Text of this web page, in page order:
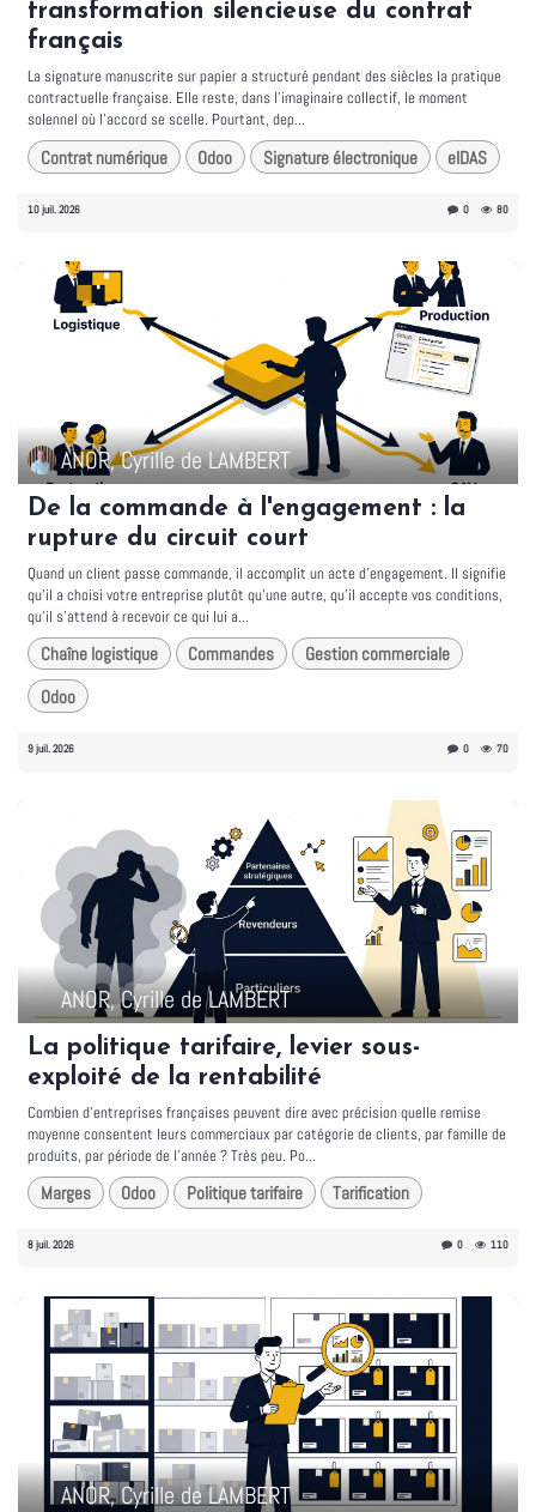
transformation silencieuse du contrat
français
La signature manuscrite sur papier a structuré pendant des siècles la pratique
contractuelle française. Elle reste, dans l'imaginaire collectif, le moment
solennel où l'accord se scelle. Pourtant, dep...
Contrat numérique Odoo Signature électronique eIDAS
10 juil. 2026 0 80
ANOR, Cyrille de LAMBERT
De la commande à l'engagement : la
rupture du circuit court
Quand un client passe commande, il accomplit un acte d'engagement. Il signifie
qu'il a choisi votre entreprise plutôt qu'une autre, qu'il accepte vos conditions,
qu'il s'attend à recevoir ce qui lui a...
Chaîne logistique Commandes
Gestion commerciale
Odoo
9 juil. 2026 0 70
ANOR, Cyrille de LAMBERT
La politique tarifaire, levier sous-
exploité de la rentabilité
Combien d'entreprises françaises peuvent dire avec précision quelle remise
moyenne consentent leurs commerciaux par catégorie de clients, par famille de
produits, par période de l'année ? Très peu. Po...
Marges Odoo Politique tarifaire Tarification
8 juil. 2026 0 110
ANOR, Cyrille de LAMBERT